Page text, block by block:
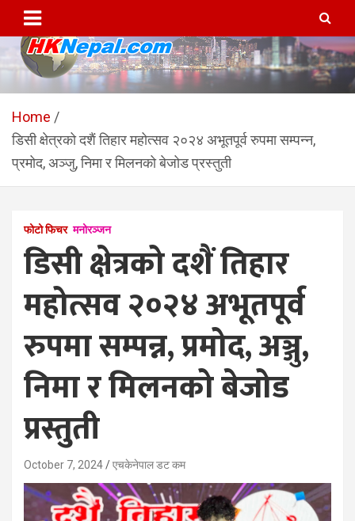
content
HKNepal.com – हङकङबाट
सञ्चालित पहिलो नेपाली अनलाईन
पत्रिका
hknepal, hknepal.com, hk nepal, hk nepal com
Home
डिसी क्षेत्रको दशैं तिहार महोत्सव २०२४ अभूतपूर्व रुपमा सम्पन्न,
प्रमोद, अञ्जु, निमा र मिलनको बेजोड प्रस्तुती
फोटो फिचर मनोरञ्जन
डिसी क्षेत्रको दशैं तिहार
महोत्सव २०२४ अभूतपूर्व
रुपमा सम्पन्न, प्रमोद, अञ्जु,
निमा र मिलनको बेजोड
प्रस्तुती
October 7, 2024 एचकेनेपाल डट कम